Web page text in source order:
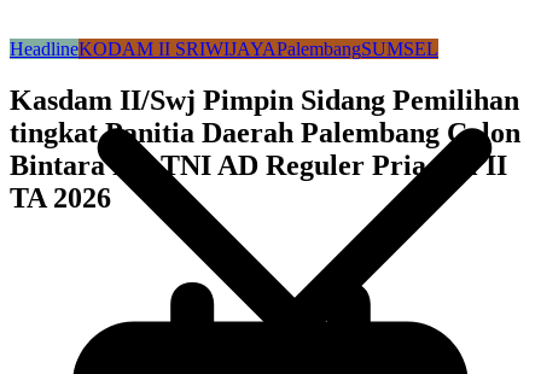
HeadlineKODAM II SRIWIJAYAPalembangSUMSEL
Kasdam II/Swj Pimpin Sidang Pemilihan
tingkat Panitia Daerah Palembang Calon
Bintara PK TNI AD Reguler Pria Gel II
TA 2026